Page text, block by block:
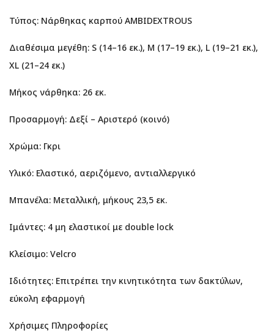
Τύπος: Νάρθηκας καρπού AMBIDEXTROUS
Διαθέσιμα μεγέθη: S (14–16 εκ.), M (17–19 εκ.), L (19–21 εκ.),
XL (21–24 εκ.)
Μήκος νάρθηκα: 26 εκ.
Προσαρμογή: Δεξί – Αριστερό (κοινό)
Χρώμα: Γκρι
Υλικό: Ελαστικό, αεριζόμενο, αντιαλλεργικό
Μπανέλα: Μεταλλική, μήκους 23,5 εκ.
Ιμάντες: 4 μη ελαστικοί με double lock
Κλείσιμο: Velcro
Ιδιότητες: Επιτρέπει την κινητικότητα των δακτύλων,
εύκολη εφαρμογή
Χρήσιμες Πληροφορίες